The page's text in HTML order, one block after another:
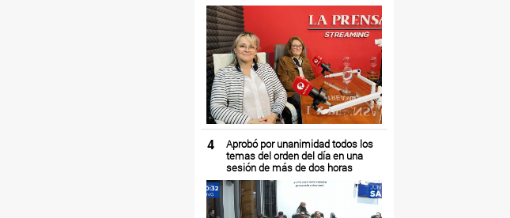
4
Aprobó por unanimidad todos los
temas del orden del día en una
sesión de más de dos horas